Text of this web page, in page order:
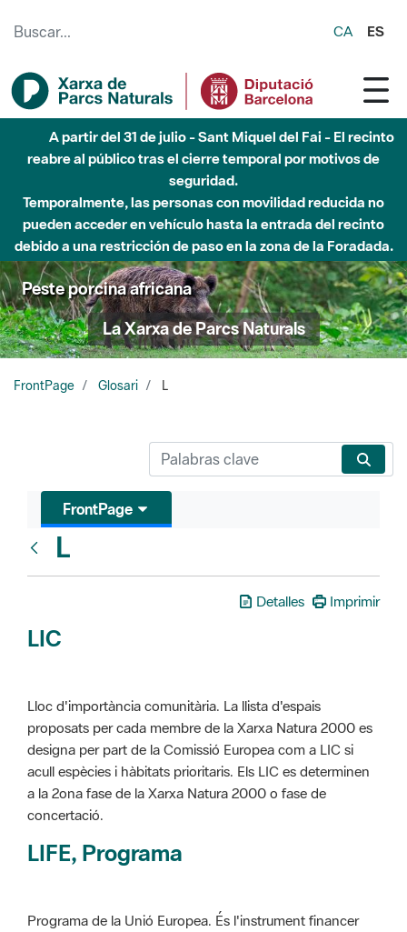
CA ES
A partir del 31 de julio - Sant Miquel del Fai - El recinto
reabre al público tras el cierre temporal por motivos de
seguridad.
Temporalmente, las personas con movilidad reducida no
pueden acceder en vehículo hasta la entrada del recinto
debido a una restricción de paso en la zona de la Foradada.
Peste porcina africana
La Xarxa de Parcs Naturals
FrontPage Glosari L
FrontPage
L
Detalles Imprimir
LIC
Lloc d'importància comunitària. La llista d'espais
proposats per cada membre de la Xarxa Natura 2000 es
designa per part de la Comissió Europea com a LIC si
acull espècies i hàbitats prioritaris. Els LIC es determinen
a la 2ona fase de la Xarxa Natura 2000 o fase de
concertació.
LIFE, Programa
Programa de la Unió Europea. És l'instrument financer